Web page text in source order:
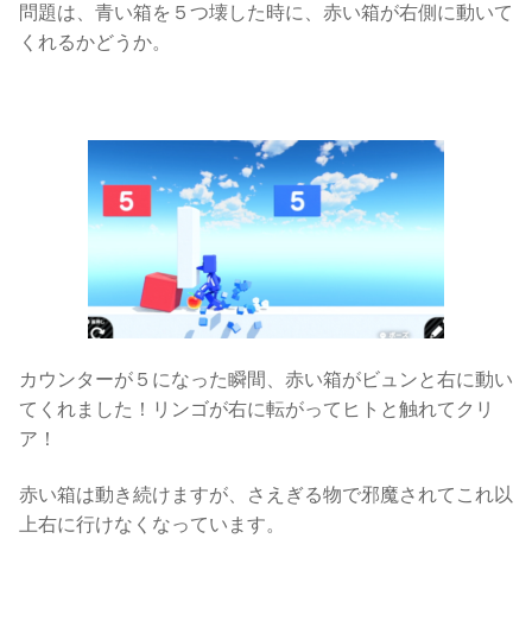
問題は、青い箱を５つ壊した時に、赤い箱が右側に動いて
くれるかどうか。
カウンターが５になった瞬間、赤い箱がビュンと右に動い
てくれました！リンゴが右に転がってヒトと触れてクリ
ア！
赤い箱は動き続けますが、さえぎる物で邪魔されてこれ以
上右に行けなくなっています。